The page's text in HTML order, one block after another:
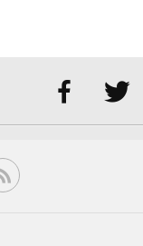
 